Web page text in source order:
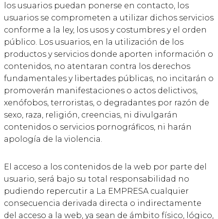
los usuarios puedan ponerse en contacto, los
usuarios se comprometen a utilizar dichos servicios
conforme a la ley, los usos y costumbres y el orden
público. Los usuarios, en la utilización de los
productos y servicios donde aporten información o
contenidos, no atentaran contra los derechos
fundamentales y libertades públicas, no incitarán o
promoverán manifestaciones o actos delictivos,
xenófobos, terroristas, o degradantes por razón de
sexo, raza, religión, creencias, ni divulgarán
contenidos o servicios pornográficos, ni harán
apología de la violencia.
El acceso a los contenidos de la web por parte del
usuario, será bajo su total responsabilidad no
pudiendo repercutir a La EMPRESA cualquier
consecuencia derivada directa o indirectamente
del acceso a la web, ya sean de ámbito físico, lógico,